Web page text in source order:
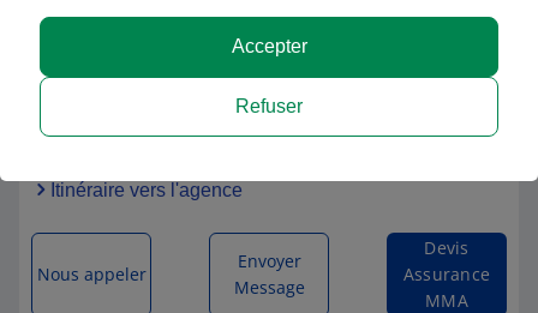
CWP ASSURANCES
50 RUE SADI CARNOT
Itinéraire vers l'agence
Nous appeler
Envoyer
Message
Devis
Assurance
MMA
Refuser
Accepter